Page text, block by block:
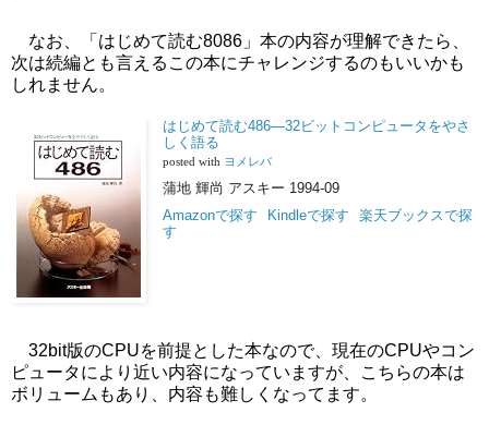
なお、「はじめて読む8086」本の内容が理解できたら、
次は続編とも言えるこの本にチャレンジするのもいいかも
しれません。
はじめて読む486―32ビットコンピュータをやさ
しく語る
posted with ヨメレバ
蒲地 輝尚 アスキー 1994-09
Amazonで探す
Kindleで探す
楽天ブックスで探
す
32bit版のCPUを前提とした本なので、現在のCPUやコン
ピュータにより近い内容になっていますが、こちらの本は
ボリュームもあり、内容も難しくなってます。